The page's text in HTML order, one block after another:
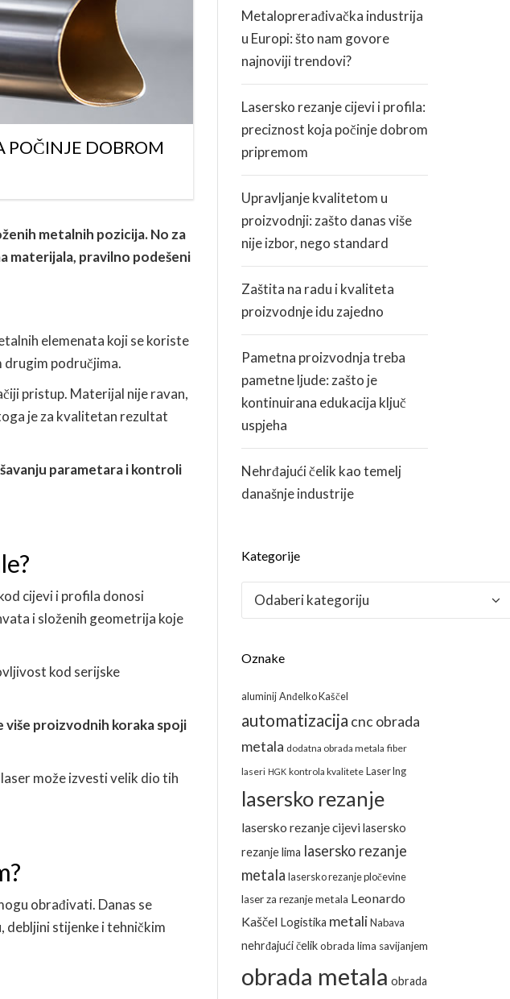
POČINJE DOBROM
metalnih pozicija. No za
materijala, pravilno podešeni
elemenata koji se koriste
područjima.
pristup. Materijal nije ravan,
je za kvalitetan rezultat
parametara i kontroli
cijevi i profila donosi
i složenih geometrija koje
kod serijske
više proizvodnih koraka spoji
može izvesti velik dio tih
obrađivati. Danas se
stijenke i tehničkim
Metaloprerađivačka industrija
u Europi: što nam govore
najnoviji trendovi?
Lasersko rezanje cijevi i profila:
preciznost koja počinje dobrom
pripremom
Upravljanje kvalitetom u
proizvodnji: zašto danas više
nije izbor, nego standard
Zaštita na radu i kvaliteta
proizvodnje idu zajedno
Pametna proizvodnja treba
pametne ljude: zašto je
kontinuirana edukacija ključ
uspjeha
Nehrđajući čelik kao temelj
današnje industrije
Kategorije
Kategorije
Oznake
aluminij Anđelko Kaščel
automatizacija cnc obrada
metala dodatna obrada metala fiber
laseri HGK kontrola kvalitete Laser Ing
lasersko rezanje
lasersko rezanje cijevi lasersko
rezanje lima lasersko rezanje
metala lasersko rezanje pločevine
laser za rezanje metala Leonardo
Kaščel Logistika metali Nabava
nehrđajući čelik obrada lima savijanjem
obrada metala obrada